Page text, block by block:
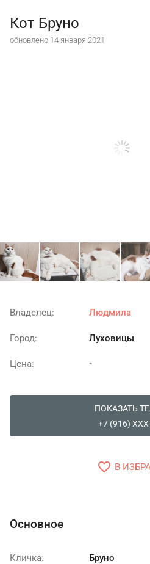
Кот Бруно
обновлено 14 января 2021
Владелец: Людмила
Город: Луховицы
Цена: -
ПОКАЗАТЬ
+7 (916)
favorite_border В
Основное
Кличка: Бруно